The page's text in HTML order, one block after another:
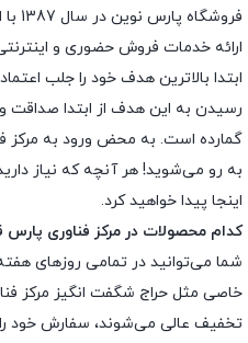
ارائه خدمات فروش حضوری و
ابتدا بالاترین هدف خود را جلب
رسیدن به این هدف از ابتدا
گمارده است. به محض ورود به مرکز
به رو می‌شوید! هر آنچه که نیاز
اینجا پیدا خواهید کرد.
کدام محصولات در مرکز فناوری
شما می‌توانید در تمامی روزهای
خاصی مثل حراج شگفت انگیز مرکز
تخفیف عالی می‌شوند، سفارش خود